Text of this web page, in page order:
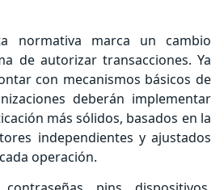
normativa marca un cambio
de autorizar transacciones. Ya
con mecanismos básicos de
deberán implementar
más sólidos, basados en la
independientes y ajustados
operación.